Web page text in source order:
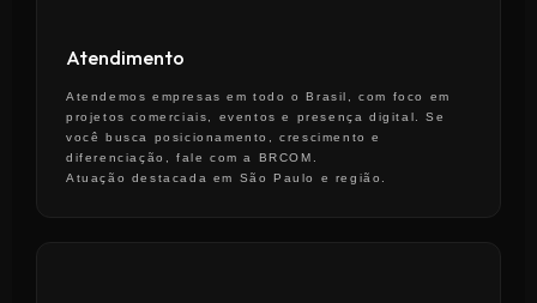
Atendimento
Atendemos empresas em todo o Brasil, com foco em
projetos comerciais, eventos e presença digital. Se
você busca posicionamento, crescimento e
diferenciação, fale com a BRCOM.
Atuação destacada em São Paulo e região.